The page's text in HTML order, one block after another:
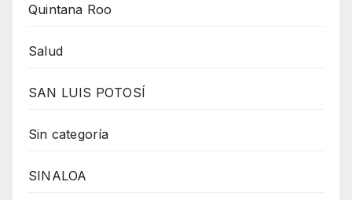
Quintana Roo
Salud
SAN LUIS POTOSÍ
Sin categoría
SINALOA